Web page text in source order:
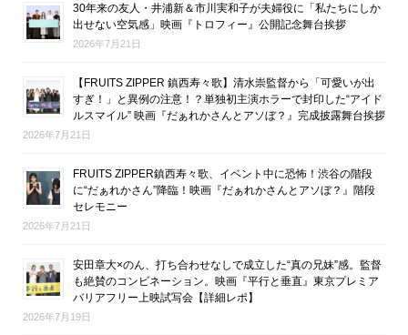
30年来の友人・井浦新＆市川実和子が夫婦役に「私たちにしか
出せない空気感」映画『トロフィー』公開記念舞台挨拶
2026年7月21日
【FRUITS ZIPPER 鎮西寿々歌】清水崇監督から「可愛いが出
すぎ！」と異例の注意！？単独初主演ホラーで封印した“アイド
ルスマイル” 映画『だぁれかさんとアソぼ？』完成披露舞台挨拶
2026年7月21日
FRUITS ZIPPER鎮西寿々歌、イベント中に恐怖！渋谷の階段
に“だぁれかさん”降臨！映画『だぁれかさんとアソぼ？』階段
セレモニー
2026年7月21日
安田章大×のん、打ち合わせなしで成立した“真の兄妹”感。監督
も絶賛のコンビネーション。映画『平行と垂直』東京プレミア
バリアフリー上映試写会【詳細レポ】
2026年7月19日